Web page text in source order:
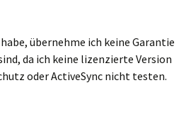
übernehme ich keine Garantie
da ich keine lizenzierte Version
oder ActiveSync nicht testen.